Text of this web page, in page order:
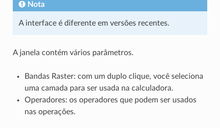
Nota
A interface é diferente em versões recentes.
A janela contém vários parâmetros.
Bandas Raster: com um duplo clique, você seleciona
uma camada para ser usada na calculadora.
Operadores: os operadores que podem ser usados
nas operações.